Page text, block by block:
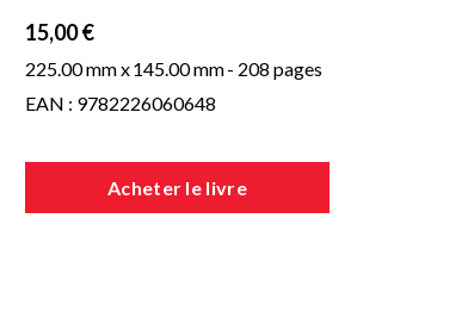
15,00 €
225.00 mm x145.00 mm- 208 pages
EAN : 9782226060648
Acheter le livre